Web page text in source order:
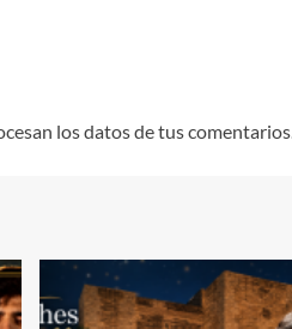
los datos de tus comentarios.